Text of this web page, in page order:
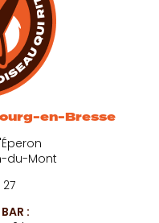
en-Bresse
du-Mont
: